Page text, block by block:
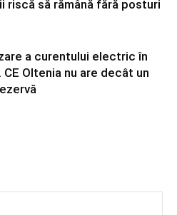
riscă să rămână fără posturi
a curentului electric în
Oltenia nu are decât un